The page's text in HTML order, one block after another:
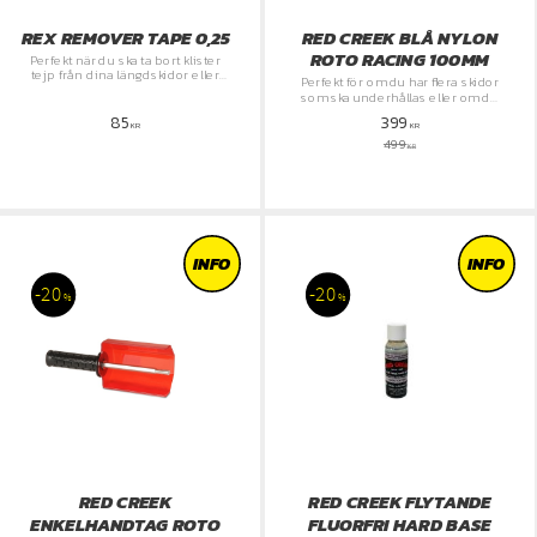
REX REMOVER TAPE 0,25
Perfekt när du ska ta bort klister
tejp från dina längdskidor eller
85KR
RED CREEK BLÅ NYLON
ROTO RACING 100MM
Perfekt för om du har flera skidor
som ska underhållas eller om du
399 KR
499KR
RED CREEK
ENKELHANDTAG ROTO
20 %
INFO
RED CREEK FLYTANDE
FLUORFRI HARD BASE
20 %
INFO